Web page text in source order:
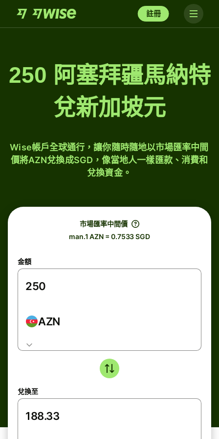
註冊
250 阿塞拜疆馬納特
兌新加坡元
Wise帳戶全球通行，讓你隨時隨地以市場匯率中間
價將AZN兌換成SGD，像當地人一樣匯款、消費和
兌換資金。
市場匯率中間價
man.1 AZN = 0.7533 SGD
金額
AZN
兌換至